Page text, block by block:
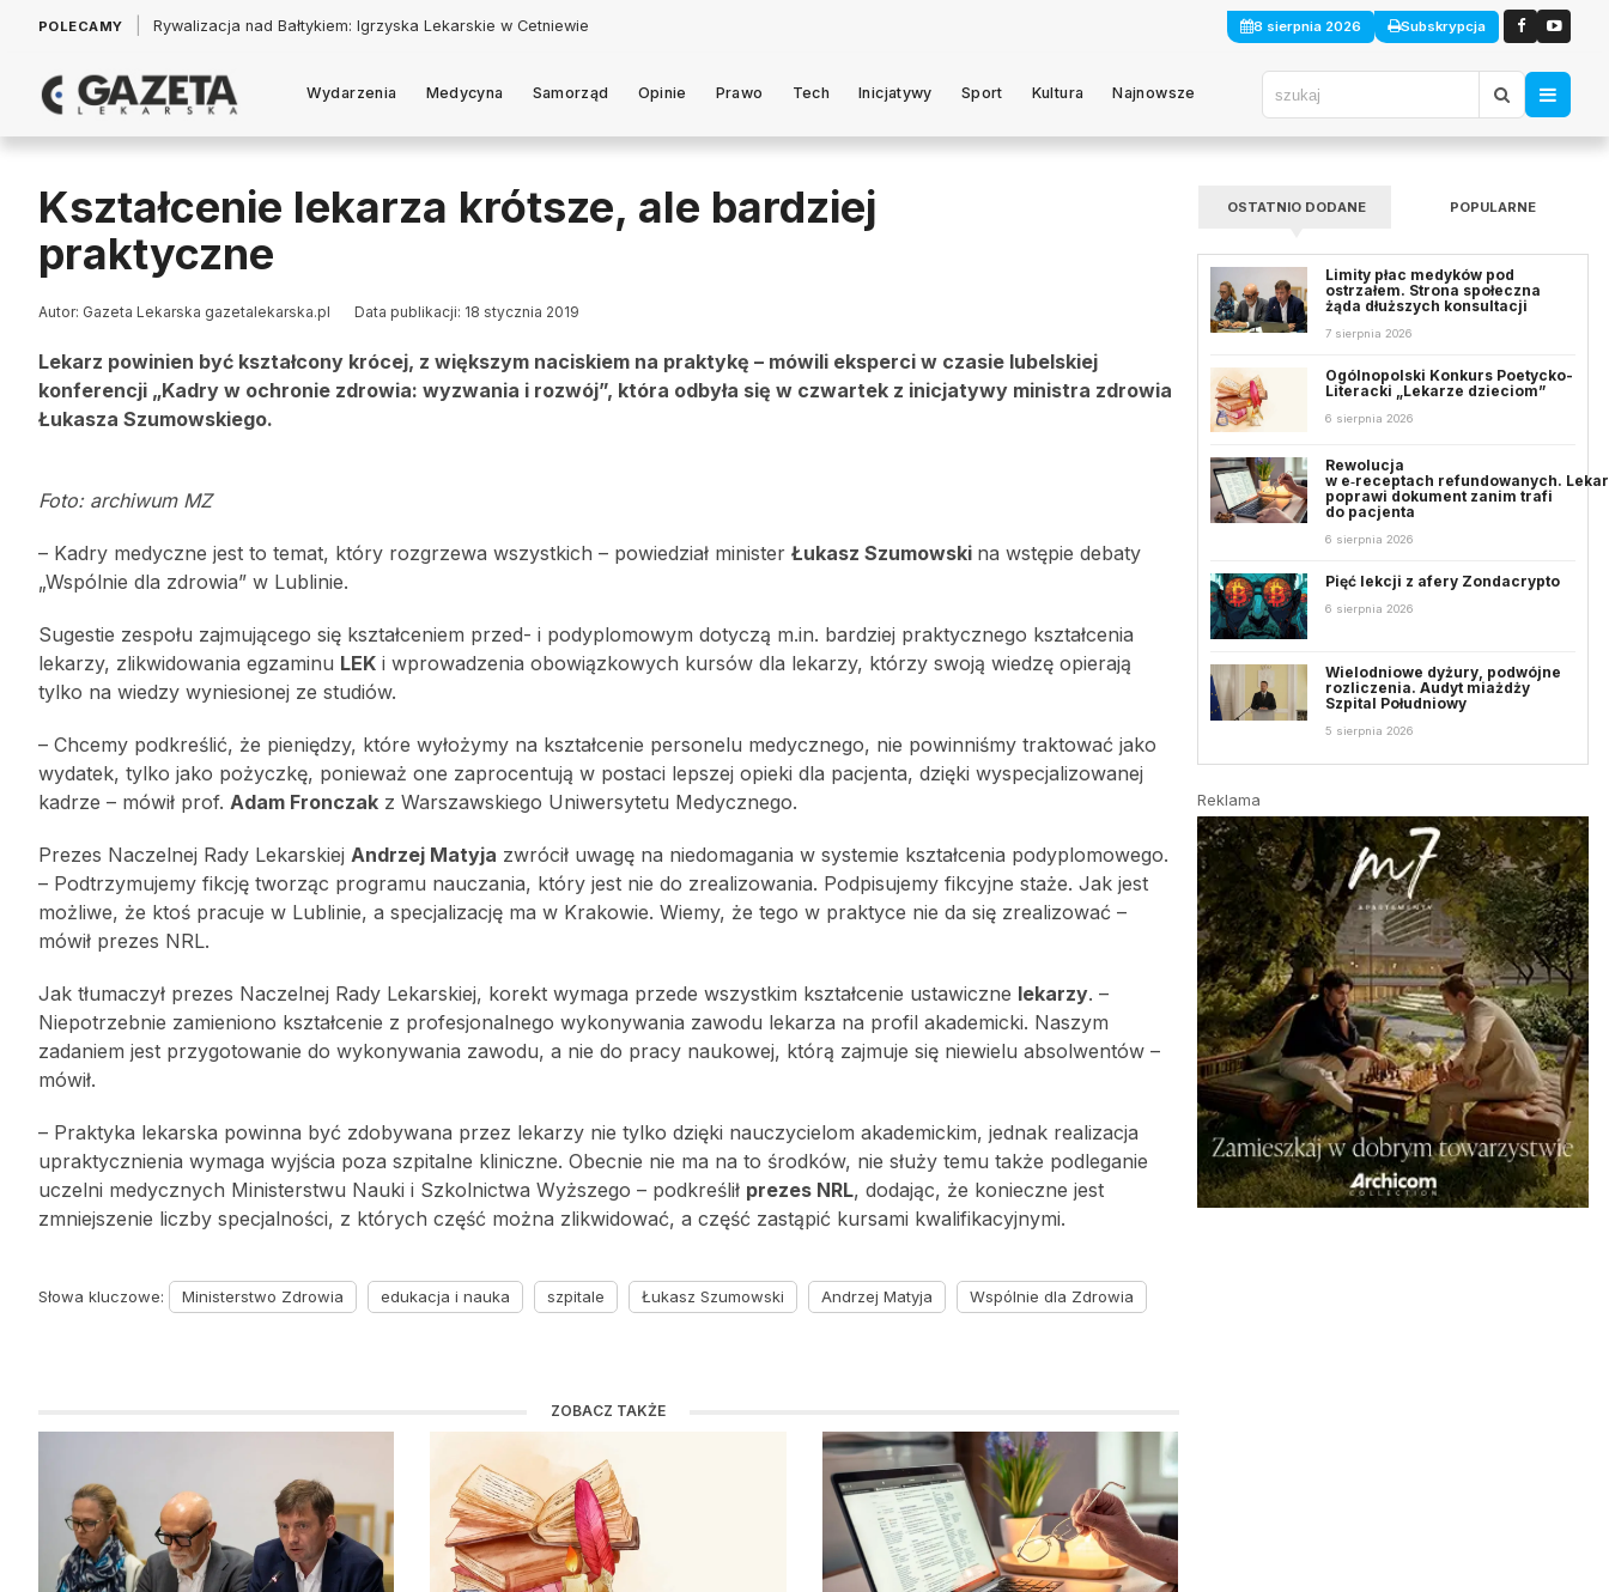
POLECAMY Łukasz Jankowski: Politycy w pogoni za króliczkiem 8 sierpnia 2026 Subskrypcja
Wydarzenia Medycyna Samorząd Opinie Prawo Tech Inicjatywy Sport Kultura Najnowsze
Kształcenie lekarza krótsze, ale bardziej
praktyczne
Autor: Gazeta Lekarska gazetalekarska.pl Data publikacji: 18 stycznia 2019
Lekarz powinien być kształcony krócej, z większym naciskiem na praktykę – mówili eksperci w czasie lubelskiej
konferencji „Kadry w ochronie zdrowia: wyzwania i rozwój”, która odbyła się w czwartek z inicjatywy ministra zdrowia
Łukasza Szumowskiego.
Foto: archiwum MZ
– Kadry medyczne jest to temat, który rozgrzewa wszystkich – powiedział minister Łukasz Szumowski na wstępie debaty
„Wspólnie dla zdrowia” w Lublinie.
Sugestie zespołu zajmującego się kształceniem przed- i podyplomowym dotyczą m.in. bardziej praktycznego kształcenia
lekarzy, zlikwidowania egzaminu LEK i wprowadzenia obowiązkowych kursów dla lekarzy, którzy swoją wiedzę opierają
tylko na wiedzy wyniesionej ze studiów.
– Chcemy podkreślić, że pieniędzy, które wyłożymy na kształcenie personelu medycznego, nie powinniśmy traktować jako
wydatek, tylko jako pożyczkę, ponieważ one zaprocentują w postaci lepszej opieki dla pacjenta, dzięki wyspecjalizowanej
kadrze – mówił prof. Adam Fronczak z Warszawskiego Uniwersytetu Medycznego.
Prezes Naczelnej Rady Lekarskiej Andrzej Matyja zwrócił uwagę na niedomagania w systemie kształcenia podyplomowego.
– Podtrzymujemy fikcję tworząc programu nauczania, który jest nie do zrealizowania. Podpisujemy fikcyjne staże. Jak jest
możliwe, że ktoś pracuje w Lublinie, a specjalizację ma w Krakowie. Wiemy, że tego w praktyce nie da się zrealizować –
mówił prezes NRL.
Jak tłumaczył prezes Naczelnej Rady Lekarskiej, korekt wymaga przede wszystkim kształcenie ustawiczne lekarzy. –
Niepotrzebnie zamieniono kształcenie z profesjonalnego wykonywania zawodu lekarza na profil akademicki. Naszym
zadaniem jest przygotowanie do wykonywania zawodu, a nie do pracy naukowej, którą zajmuje się niewielu absolwentów –
mówił.
– Praktyka lekarska powinna być zdobywana przez lekarzy nie tylko dzięki nauczycielom akademickim, jednak realizacja
upraktycznienia wymaga wyjścia poza szpitalne kliniczne. Obecnie nie ma na to środków, nie służy temu także podleganie
uczelni medycznych Ministerstwu Nauki i Szkolnictwa Wyższego – podkreślił prezes NRL, dodając, że konieczne jest
zmniejszenie liczby specjalności, z których część można zlikwidować, a część zastąpić kursami kwalifikacyjnymi.
Słowa kluczowe: Ministerstwo Zdrowia edukacja i nauka szpitale Łukasz Szumowski Andrzej Matyja Wspólnie dla Zdrowia
ZOBACZ TAKŻE
OSTATNIO DODANE POPULARNE
Limity płac medyków pod
ostrzałem. Strona społeczna
żąda dłuższych konsultacji
7 sierpnia 2026
Ogólnopolski Konkurs Poetycko-
Literacki „Lekarze dzieciom”
6 sierpnia 2026
Rewolucja
w e‑receptach refundowanych.
poprawi dokument zanim trafi
do pacjenta
6 sierpnia 2026
Pięć lekcji z afery Zondacrypto
6 sierpnia 2026
Wielodniowe dyżury, podwójne
rozliczenia. Audyt miażdży
Szpital Południowy
5 sierpnia 2026
Reklama